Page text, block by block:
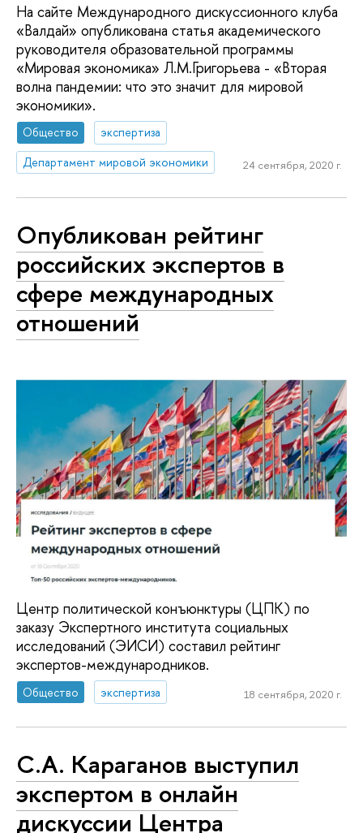
На сайте Международного дискуссионного клуба
«Валдай» опубликована статья академического
руководителя образовательной программы
«Мировая экономика» Л.М.Григорьева - «Вторая
волна пандемии: что это значит для мировой
экономики».
Общество
экспертиза
Департамент мировой экономики
24 сентября, 2020 г.
Опубликован рейтинг
российских экспертов в
сфере международных
отношений
Центр политической конъюнктуры (ЦПК) по
заказу Экспертного института социальных
исследований (ЭИСИ) составил рейтинг
экспертов-международников.
Общество экспертиза 18 сентября, 2020 г.
С.А. Караганов выступил
экспертом в онлайн
дискуссии Центра